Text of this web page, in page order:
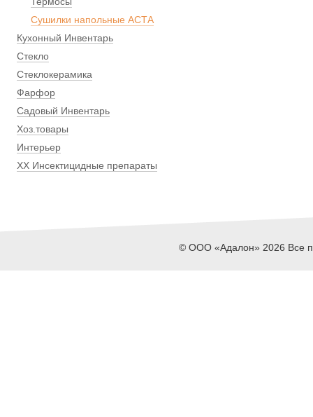
Сушилки напольные АСТА
Кухонный Инвентарь
Стекло
Стеклокерамика
Фарфор
Садовый Инвентарь
Хоз.товары
Интерьер
ХХ Инсектицидные препараты
© ООО «Адалон» 2026 Все